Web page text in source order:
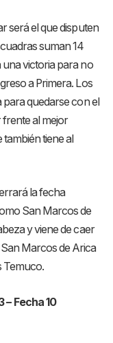
será el que disputen
suman 14
una victoria para no
a Primera. Los
quedarse con el
al mejor
tiene al
la fecha
San Marcos de
y viene de caer
Marcos de Arica
Temuco.
Fecha 10